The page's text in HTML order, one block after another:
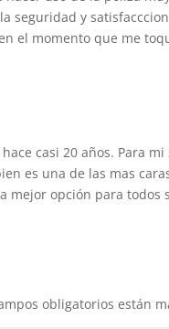
seguridad y
el momento que me
casi 20 años. Para
es una de las mas
opción para todos
obligatorios están